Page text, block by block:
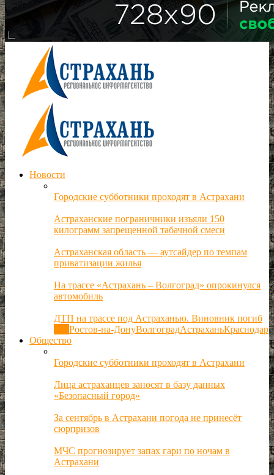
Новости
Городские субботники проходят в Астрахани
Астраханские пограничники изъяли 150
килограмм запрещенной табачной смеси
Астраханская область — аутсайдер по темпам
приватизации жилья
На трассе «Астрахань – Волгоград» опрокинулся
автомобиль
ДТП на трассе под Астраханью. Виновник погиб
Ростов-на-ДонуВолгоградАстраханьКраснодар
Общество
Городские субботники проходят в Астрахани
Лица астраханцев заносят в базу данных
«Безопасный город»
За сентябрь в Астрахани погода не принесёт
сюрпризов
МЧС прогнозирует запах гари по ночам в
Астрахани